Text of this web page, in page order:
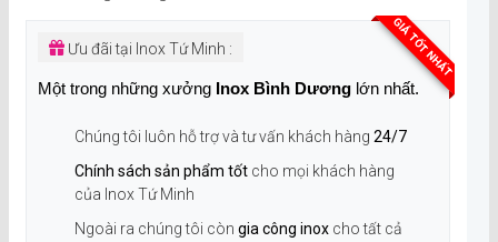
GIÁ TỐT NHẤT
Ưu đãi tại Inox Tứ Minh :
Một trong những xưởng Inox Bình Dương lớn nhất.
Chúng tôi luôn hỗ trợ và tư vấn khách hàng 24/7
Chính sách sản phẩm tốt cho mọi khách hàng
của Inox Tứ Minh
Ngoài ra chúng tôi còn gia công inox cho tất cả